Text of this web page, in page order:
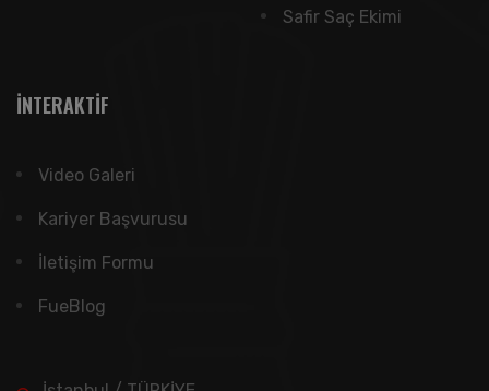
Safir Saç Ekimi
İNTERAKTIF
Video Galeri
Kariyer Başvurusu
İletişim Formu
FueBlog